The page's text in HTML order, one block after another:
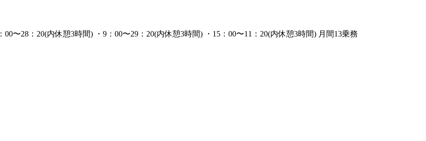
〜28：20(内休憩3時間) ・9：00〜29：20(内休憩3時間) ・15：00〜11：20(内休憩3時間) 月間13乗務